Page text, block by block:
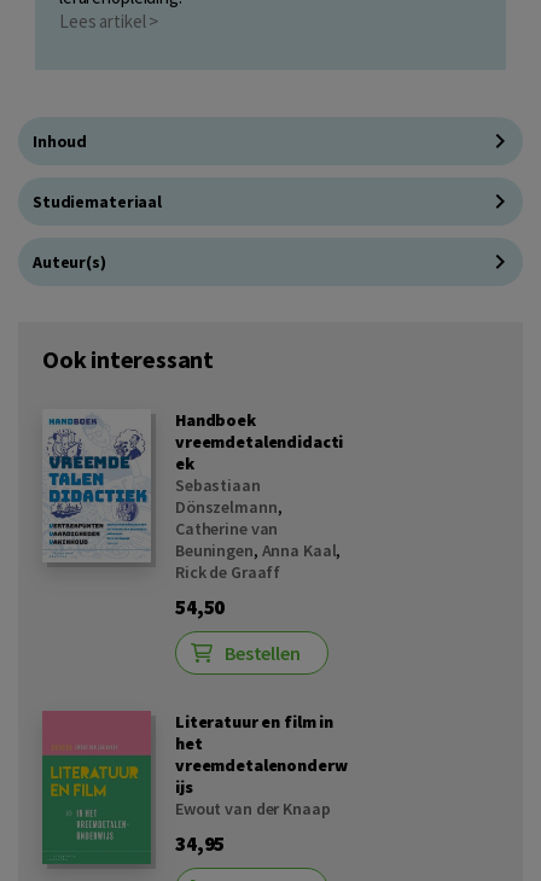
Lees artikel >
Inhoud
Studiemateriaal
Auteur(s)
Ook interessant
Handboek
vreemdetalendidacti
ek
Sebastiaan
Dönszelmann,
Catherine van
Beuningen, Anna Kaal,
Rick de Graaff
54,50
Bestellen
Literatuur en film in
het
vreemdetalenonderw
ijs
Ewout van der Knaap
34,95